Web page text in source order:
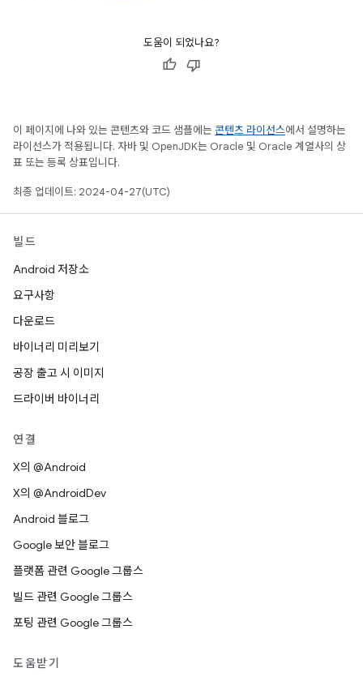
도움이 되었나요?
이 페이지에 나와 있는 콘텐츠와 코드 샘플에는 콘텐츠 라이선스에서 설명하는
라이선스가 적용됩니다. 자바 및 OpenJDK는 Oracle 및 Oracle 계열사의 상
표 또는 등록 상표입니다.
최종 업데이트: 2024-04-27(UTC)
빌드
Android 저장소
요구사항
다운로드
바이너리 미리보기
공장 출고 시 이미지
드라이버 바이너리
연결
X의 @Android
X의 @AndroidDev
Android 블로그
Google 보안 블로그
플랫폼 관련 Google 그룹스
빌드 관련 Google 그룹스
포팅 관련 Google 그룹스
도움받기